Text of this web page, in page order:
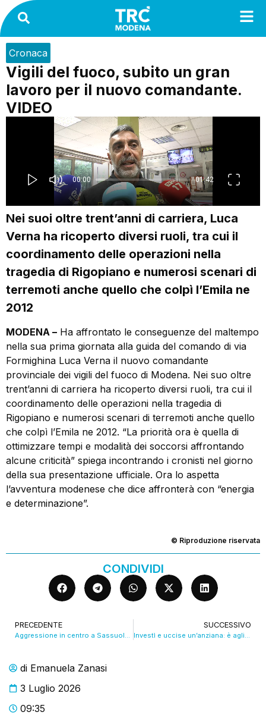
di Emanuela Zanasi
3 Luglio 2026
09:35
Cronaca
Vigili del fuoco, subito un gran
lavoro per il nuovo comandante.
VIDEO
Nei suoi oltre trent’anni di carriera, Luca
Verna ha ricoperto diversi ruoli, tra cui il
coordinamento delle operazioni nella
tragedia di Rigopiano e numerosi scenari di
terremoti anche quello che colpì l’Emila ne
2012
MODENA – Ha affrontato le conseguenze del maltempo
nella sua prima giornata alla guida del comando di via
Formighina Luca Verna il nuovo comandante
provinciale dei vigili del fuoco di Modena. Nei suo oltre
trent’anni di carriera ha ricoperto diversi ruoli, tra cui il
coordinamento delle operazioni nella tragedia di
Rigopiano e numerosi scenari di terremoti anche quello
che colpì l’Emila ne 2012. “La priorità ora è quella di
ottimizzare tempi e modalità dei soccorsi affrontando
alcune criticità” spiega incontrando i cronisti nel giorno
della sua presentazione ufficiale. Ora lo aspetta
l’avventura modenese che dice affronterà con “energia
e determinazione”.
© Riproduzione riservata
CONDIVIDI
PRECEDENTE SUCCESSIVO